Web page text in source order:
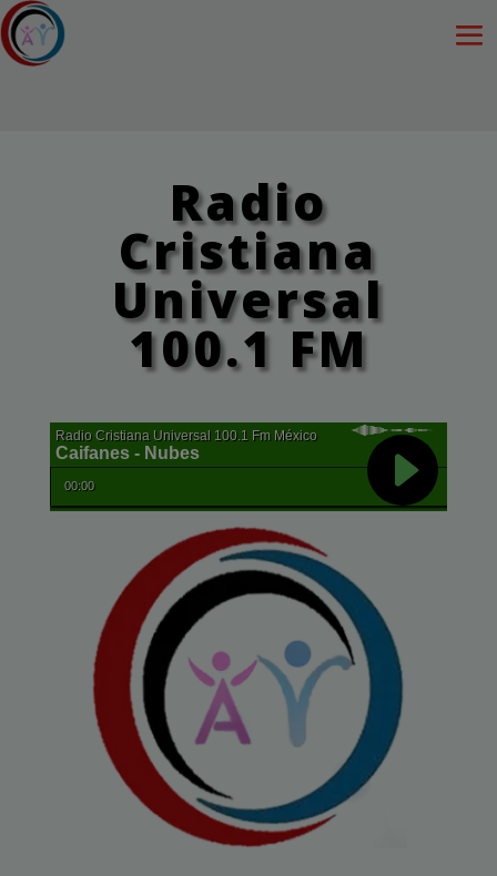
Radio
Cristiana
Universal
100.1 FM